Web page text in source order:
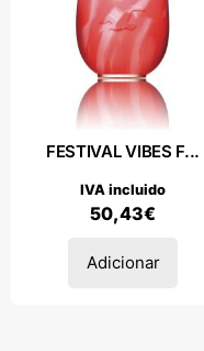
FESTIVAL VIBES F...
50,43€
IVA incluido
Adicionar